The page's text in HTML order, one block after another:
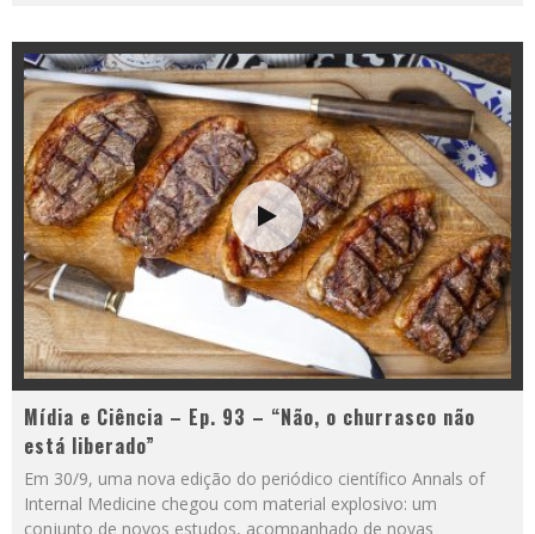
Mídia e Ciência – Ep. 93 – “Não, o churrasco não
está liberado”
Em 30/9, uma nova edição do periódico científico Annals of
Internal Medicine chegou com material explosivo: um
conjunto de novos estudos, acompanhado de novas